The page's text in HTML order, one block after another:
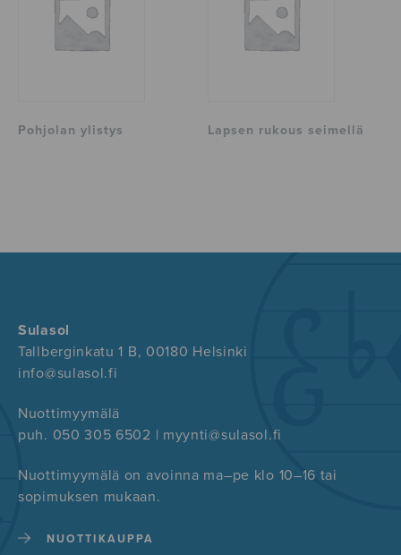
Pohjolan ylistys Lapsen rukous seimellä
Sulasol
Tallberginkatu 1 B, 00180 Helsinki
info@sulasol.fi
Nuottimyymälä
puh. 050 305 6502 | myynti@sulasol.fi
Nuottimyymälä on avoinna ma–pe klo 10–16 tai
sopimuksen mukaan.
NUOTTIKAUPPA